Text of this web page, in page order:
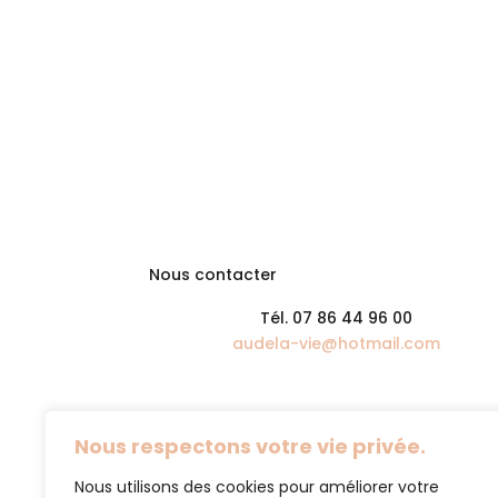
Nous respectons votre vie privée.
Nous utilisons des cookies pour améliorer votre
Nous contacter
Tél. 07 86 44 96 00
audela-vie@hotmail.com